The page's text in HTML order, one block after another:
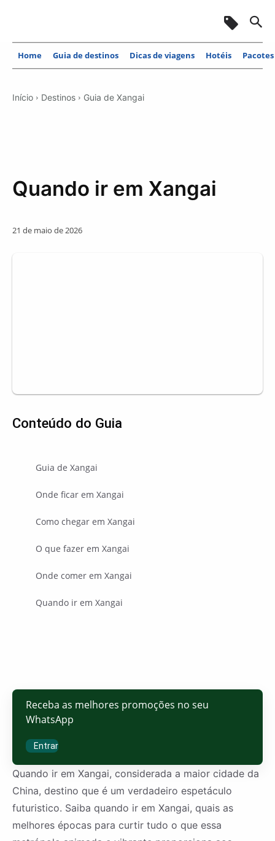
Home Guia de destinos Dicas de viagens Hotéis Pacotes
Início Destinos Guia de Xangai
Quando ir em Xangai
21 de maio de 2026
Conteúdo do Guia
Guia de Xangai
Onde ficar em Xangai
Como chegar em Xangai
O que fazer em Xangai
Onde comer em Xangai
Quando ir em Xangai
Receba as melhores promoções no seu
WhatsApp
Entrar
Quando ir em Xangai, considerada a maior cidade da
China, destino que é um verdadeiro espetáculo
futuristico. Saiba quando ir em Xangai, quais as
melhores épocas para curtir tudo o que essa